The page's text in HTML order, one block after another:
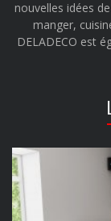
nouvelles idées
manger,
DELADECO est